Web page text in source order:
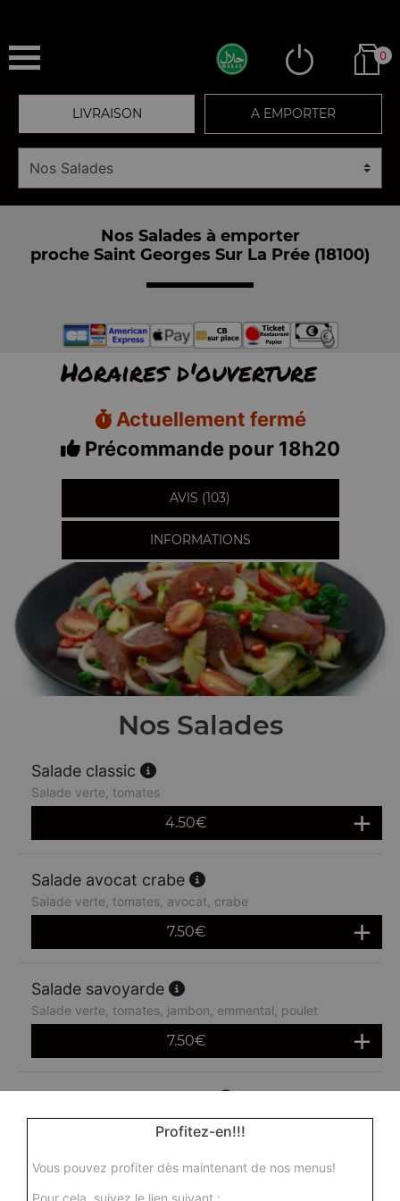
0
LIVRAISON A EMPORTER
Nos Salades à emporter
proche Saint Georges Sur La Prée (18100)
Horaires d'ouverture
Actuellement fermé
Précommande pour 18h20
AVIS (103)
INFORMATIONS
Nos Salades
Salade classic
Salade verte, tomates
4.50€
Salade avocat crabe
Salade verte, tomates, avocat, crabe
7.50€
Salade savoyarde
Salade verte, tomates, jambon, emmental, poulet
7.50€
Salade verte, tomates, avocat, crevettes
Profitez-en!!!
Vous pouvez profiter dès maintenant de nos menus!
Pour cela, suivez le lien suivant :